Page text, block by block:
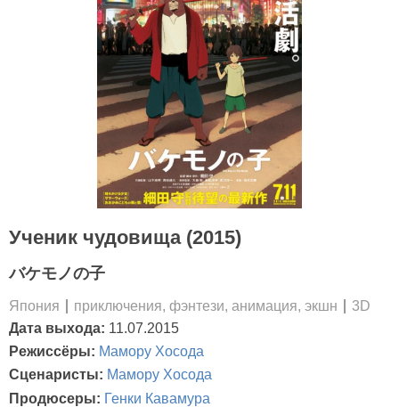
Ученик чудовища (2015)
バケモノの子
Япония приключения, фэнтези, анимация, экшн
3D
Дата выхода: 11.07.2015
Режиссёры: Мамору Хосода
Сценаристы: Мамору Хосода
Продюсеры: Генки Кавамура